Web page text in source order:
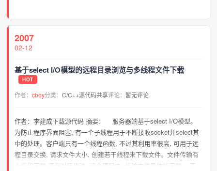
2007
02-12
基于select I/O模型的远程目录浏览与多线程文件下载
HOT
作者：cboy分类：C/C++源代码共享评论：暂无评论
作者：李建成下载源代码 摘要： 服务器端基于select I/O模型。
为防止程序界面阻塞, 有一个子线程用于不断接收socket并select其
中的处理。客户端只有一个线程函数, 不过其利用率很高, 可用于远
程目录交换, 请求文件大小, 创建若干线程来下载文件。文件传输有
上传和下载,还有对等传输, 这个项目中, 传输文件具体指下载。 正